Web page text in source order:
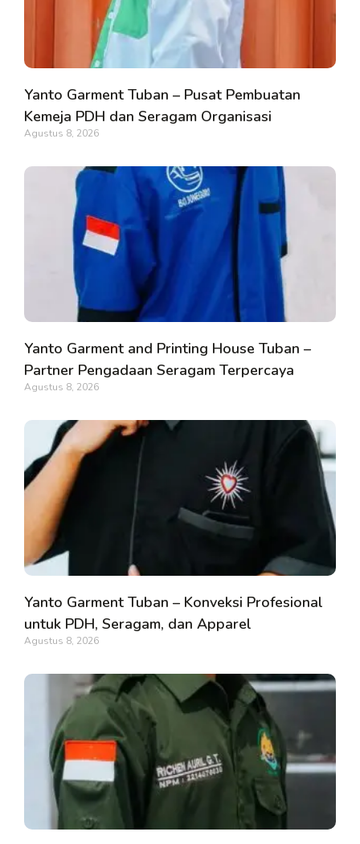
Yanto Garment Tuban – Pusat Pembuatan
Kemeja PDH dan Seragam Organisasi
Agustus 8, 2026
Yanto Garment and Printing House Tuban –
Partner Pengadaan Seragam Terpercaya
Agustus 8, 2026
Yanto Garment Tuban – Konveksi Profesional
untuk PDH, Seragam, dan Apparel
Agustus 8, 2026